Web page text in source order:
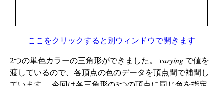
ここをクリックすると別ウィンドウで開きます
2つの単色カラーの三角形ができました。 varying で値を
渡しているので、各頂点の色のデータを頂点間で補間し
ています。 今回は各三角形の3つの頂点に同じ色を指定